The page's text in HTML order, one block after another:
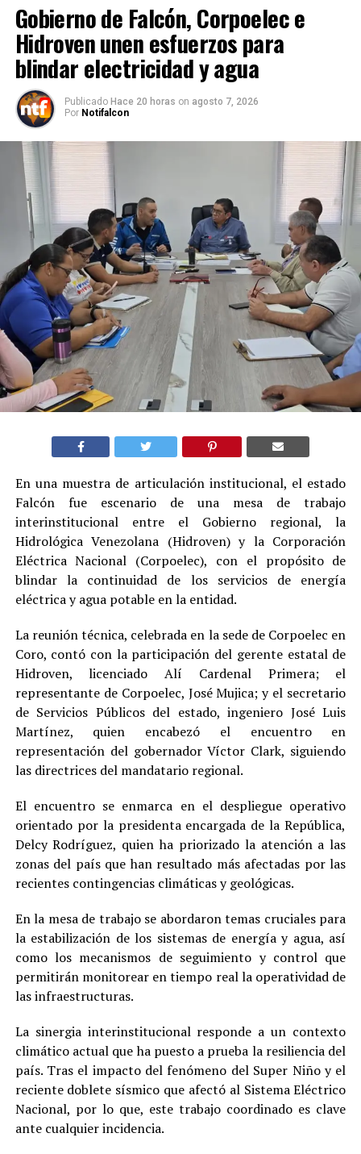
Gobierno de Falcón, Corpoelec e
Hidroven unen esfuerzos para
blindar electricidad y agua
Publicado Hace 20 horas on agosto 7, 2026
Por Notifalcon
En una muestra de articulación institucional, el estado
Falcón fue escenario de una mesa de trabajo
interinstitucional entre el Gobierno regional, la
Hidrológica Venezolana (Hidroven) y la Corporación
Eléctrica Nacional (Corpoelec), con el propósito de
blindar la continuidad de los servicios de energía
eléctrica y agua potable en la entidad.
La reunión técnica, celebrada en la sede de Corpoelec en
Coro, contó con la participación del gerente estatal de
Hidroven, licenciado Alí Cardenal Primera; el
representante de Corpoelec, José Mujica; y el secretario
de Servicios Públicos del estado, ingeniero José Luis
Martínez, quien encabezó el encuentro en
representación del gobernador Víctor Clark, siguiendo
las directrices del mandatario regional.
El encuentro se enmarca en el despliegue operativo
orientado por la presidenta encargada de la República,
Delcy Rodríguez, quien ha priorizado la atención a las
zonas del país que han resultado más afectadas por las
recientes contingencias climáticas y geológicas.
En la mesa de trabajo se abordaron temas cruciales para
la estabilización de los sistemas de energía y agua, así
como los mecanismos de seguimiento y control que
permitirán monitorear en tiempo real la operatividad de
las infraestructuras.
La sinergia interinstitucional responde a un contexto
climático actual que ha puesto a prueba la resiliencia del
país. Tras el impacto del fenómeno del Super Niño y el
reciente doblete sísmico que afectó al Sistema Eléctrico
Nacional, por lo que, este trabajo coordinado es clave
ante cualquier incidencia.